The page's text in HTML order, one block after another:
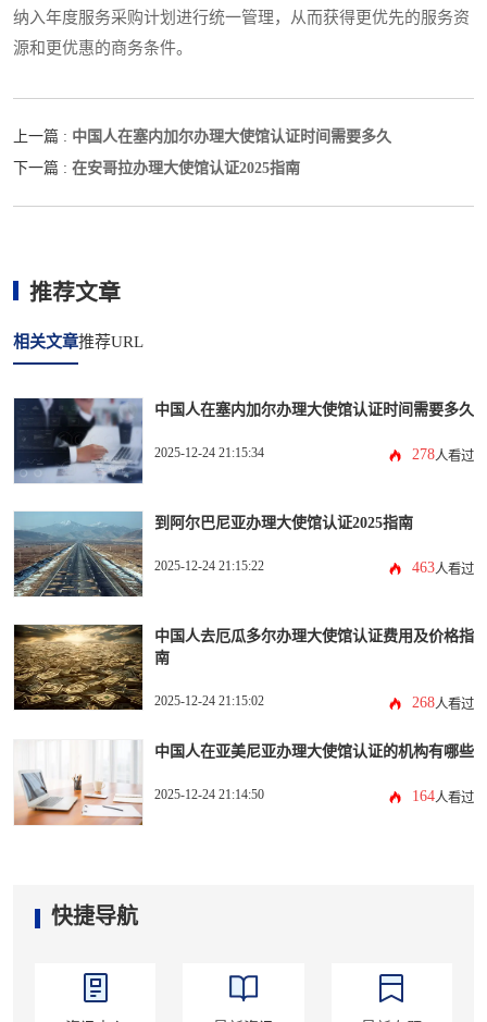
纳入年度服务采购计划进行统一管理，从而获得更优先的服务资
源和更优惠的商务条件。
上一篇 : 中国人在塞内加尔办理大使馆认证时间需要多久
下一篇 : 在安哥拉办理大使馆认证2025指南
推荐文章
相关文章推荐URL
中国人在塞内加尔办理大使馆认证时间需要多久
2025-12-24 21:15:34 278人看过
到阿尔巴尼亚办理大使馆认证2025指南
2025-12-24 21:15:22 463人看过
中国人去厄瓜多尔办理大使馆认证费用及价格指
南
2025-12-24 21:15:02 268人看过
中国人在亚美尼亚办理大使馆认证的机构有哪些
2025-12-24 21:14:50 164人看过
快捷导航